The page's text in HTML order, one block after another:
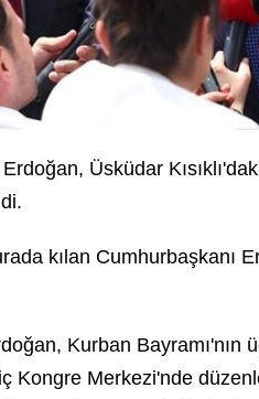
Üsküdar
kılan Cumhurbaşkanı
Kurban
Kongre Merkezi'nde